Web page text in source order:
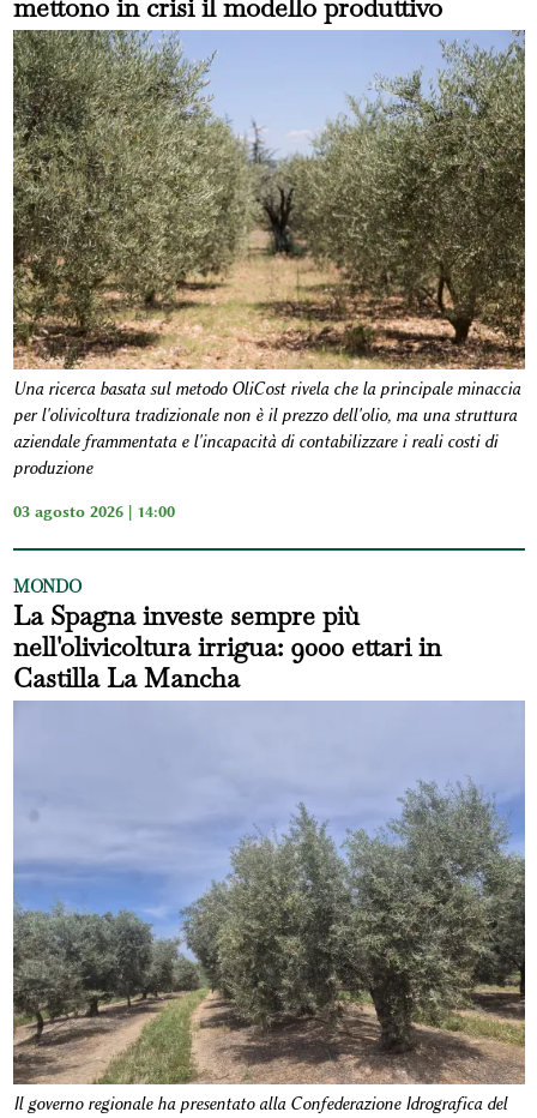
mettono in crisi il modello produttivo
Una ricerca basata sul metodo OliCost rivela che la principale minaccia
per l'olivicoltura tradizionale non è il prezzo dell'olio, ma una struttura
aziendale frammentata e l'incapacità di contabilizzare i reali costi di
produzione
03 agosto 2026 | 14:00
MONDO
La Spagna investe sempre più
nell'olivicoltura irrigua: 9000 ettari in
Castilla La Mancha
Il governo regionale ha presentato alla Confederazione Idrografica del